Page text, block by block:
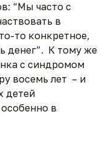
“Мы часто с
в
то конкретное,
денег”. К тому же
с синдромом
восемь лет – и
детей
в